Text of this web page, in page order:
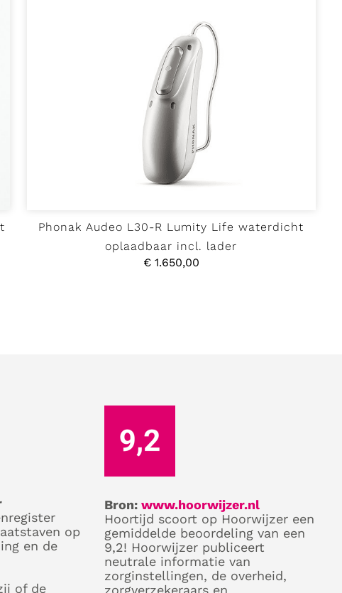
Phonak Audeo L30-R Lumity Life waterdicht
oplaadbaar incl. lader
€1.650,00
op
en de
of de
Bron: www.hoorwijzer.nl
Hoortijd scoort op Hoorwijzer een
gemiddelde beoordeling van een
9,2! Hoorwijzer publiceert
neutrale informatie van
zorginstellingen, de overheid,
zorgverzekeraars en